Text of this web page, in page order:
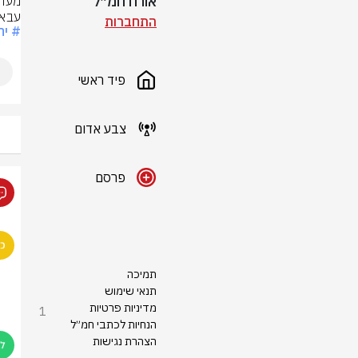
התחברות
פיד ראשי
צבע אדום
פרסם
תמיכה
תנאי שימוש
מדיניות פרטיות
הנחיות לכתבי חמ״ל
הצהרת נגישות
#
1